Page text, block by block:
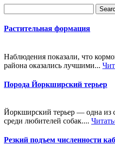
Растительная формация
Наблюдения показали, что
района оказались лучшими...
Порода Йоркширский терьер
Йоркширский терьер — одна из
среди любителей собак....
Резкий подъем численности